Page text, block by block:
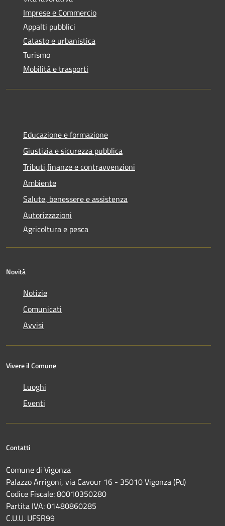
Imprese e Commercio
Appalti pubblici
Catasto e urbanistica
Turismo
Mobilità e trasporti
Educazione e formazione
Giustizia e sicurezza pubblica
Tributi,finanze e contravvenzioni
Ambiente
Salute, benessere e assistenza
Autorizzazioni
Agricoltura e pesca
Novità
Notizie
Comunicati
Avvisi
Vivere il Comune
Luoghi
Eventi
Contatti
Comune di Vigonza
Palazzo Arrigoni, via Cavour 16 - 35010 Vigonza (Pd)
Codice Fiscale: 80010350280
Partita IVA: 01480860285
C.U.U. UFSR99